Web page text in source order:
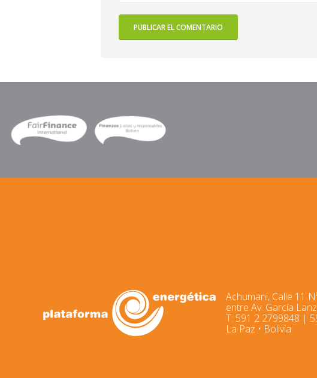
Achumani, Calle 11
entre Av. García
T: 591 2 2799848 |
La Paz • Bolivia